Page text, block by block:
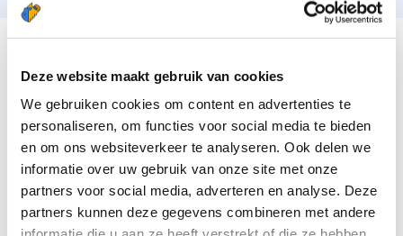
Deze website maakt gebruik van cookies
We gebruiken cookies om content en advertenties te
personaliseren, om functies voor social media te bieden
en om ons websiteverkeer te analyseren. Ook delen we
informatie over uw gebruik van onze site met onze
partners voor social media, adverteren en analyse. Deze
partners kunnen deze gegevens combineren met andere
DEZE KWALITEITEN HEEFT ONZE TOP
KRANTENBEZORGER
Je bent verantwoordelijk en zelfstandig
Je houdt van lekker bewegen in de frisse lucht
Je houdt vooral van fijn werk dat lekker bijverdient!
Je wordt blij van het bezorgen van het laatste nieuws